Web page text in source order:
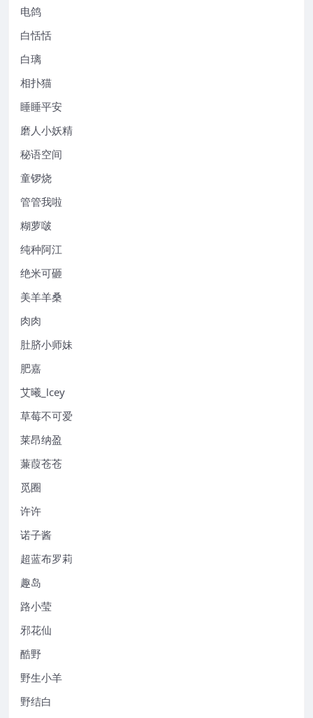
电鸽
白恬恬
白璃
相扑猫
睡睡平安
磨人小妖精
秘语空间
童锣烧
管管我啦
糊萝啵
纯种阿江
绝米可砸
美羊羊桑
肉肉
肚脐小师妹
肥嘉
艾曦_lcey
草莓不可爱
莱昂纳盈
蒹葭苍苍
觅圈
许许
诺子酱
超蓝布罗莉
趣岛
路小莹
邪花仙
酷野
野生小羊
野结白